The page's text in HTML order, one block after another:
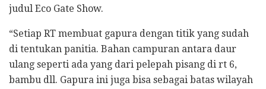
judul Eco Gate Show.
“Setiap RT membuat gapura dengan titik yang sudah
di tentukan panitia. Bahan campuran antara daur
ulang seperti ada yang dari pelepah pisang di rt 6,
bambu dll. Gapura ini juga bisa sebagai batas wilayah